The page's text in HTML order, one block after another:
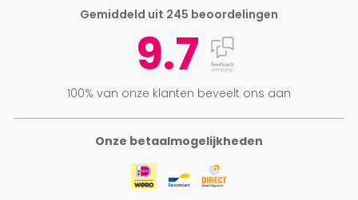
Onze betaalmogelijkheden
Gemiddeld uit 245 beoordelingen
9.7
100% van onze klanten beveelt ons aan